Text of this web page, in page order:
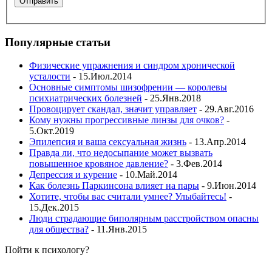
Популярные статьи
Физические упражнения и синдром хронической
усталости - 15.Июл.2014
Основные симптомы шизофрении — королевы
психиатрических болезней - 25.Янв.2018
Провоцирует скандал, значит управляет - 29.Авг.2016
Кому нужны прогрессивные линзы для очков? -
5.Окт.2019
Эпилепсия и ваша сексуальная жизнь - 13.Апр.2014
Правда ли, что недосыпание может вызвать
повышенное кровяное давление? - 3.Фев.2014
Депрессия и курение - 10.Май.2014
Как болезнь Паркинсона влияет на пары - 9.Июн.2014
Хотите, чтобы вас считали умнее? Улыбайтесь! -
15.Дек.2015
Люди страдающие биполярным расстройством опасны
для общества? - 11.Янв.2015
Пойти к психологу?